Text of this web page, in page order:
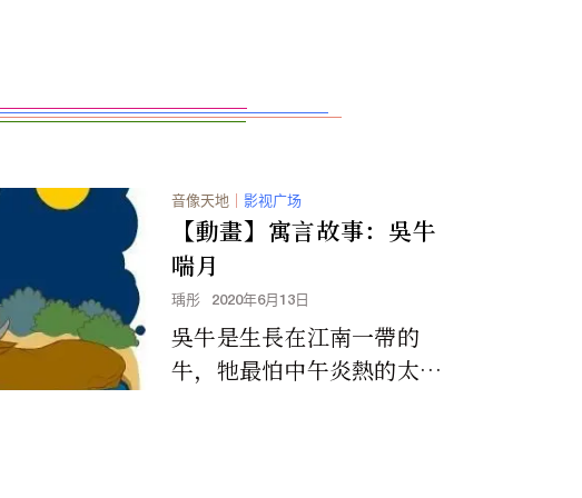
音像天地 ｜ 影视广场
【動畫】寓言故事：吳牛
喘月
瑀彤 2020年6月13日
吳牛是生長在江南一帶的
牛，牠最怕中午炎熱的太